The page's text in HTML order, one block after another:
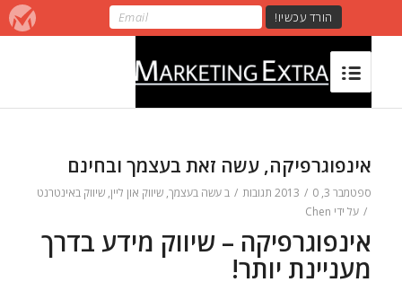
אינפוגרפיקה, עשה זאת בעצמך ובחינם
ספטמבר 3, 2013 / 0 תגובות / בעשה בעצמך, שיווק און ליין, שיווק באינטרנט
/ על ידי Chen
אינפוגרפיקה – שיווק מידע בדרך
מעניינת יותר!